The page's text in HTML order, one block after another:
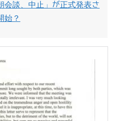
会談、中止」が正式発表さ
始？